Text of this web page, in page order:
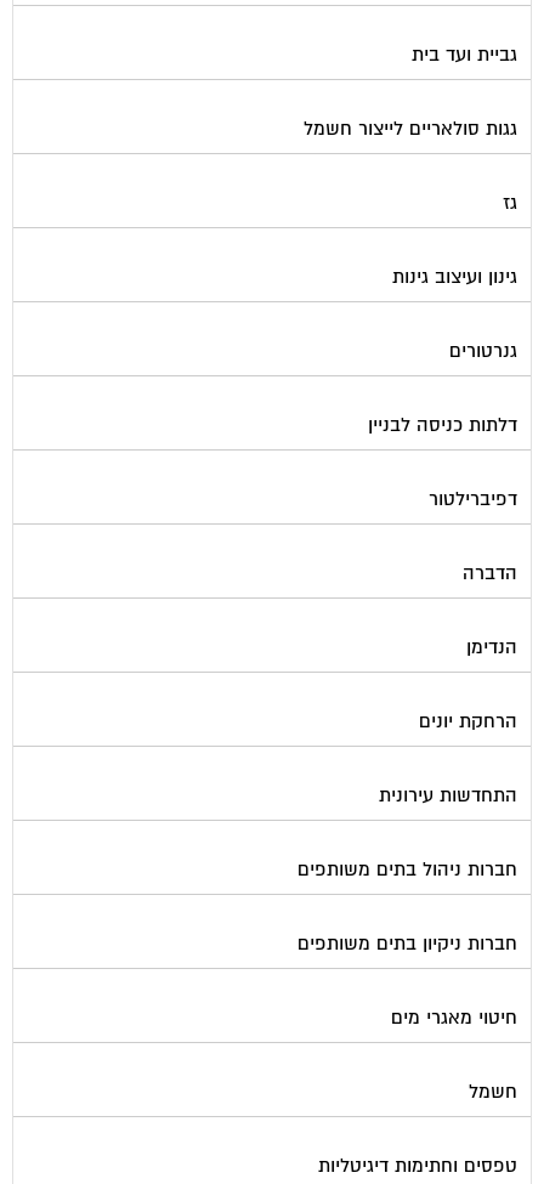
גביית ועד בית
גגות סולאריים לייצור חשמל
גז
גינון ועיצוב גינות
גנרטורים
דלתות כניסה לבניין
דפיברילטור
הדברה
הנדימן
הרחקת יונים
התחדשות עירונית
חברות ניהול בתים משותפים
חברות ניקיון בתים משותפים
חיטוי מאגרי מים
חשמל
טפסים וחתימות דיגיטליות